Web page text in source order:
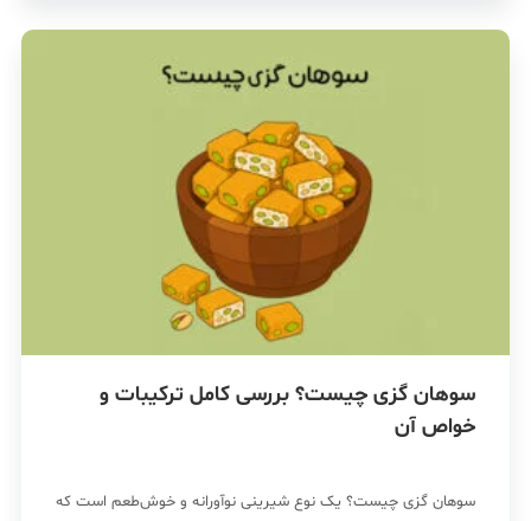
سوهان گزی چیست؟ بررسی کامل ترکیبات و
خواص آن
سوهان گزی چیست؟ یک نوع شیرینی نوآورانه و خوش‌طعم است که